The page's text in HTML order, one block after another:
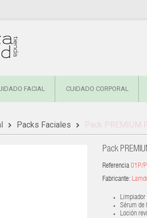
FACIAL CUIDADO CORPORAL
Packs Faciales Pack PREMIUM
Pack
Referencia 01P/
Fabricante:
Limpiador
Sérum de
Loción